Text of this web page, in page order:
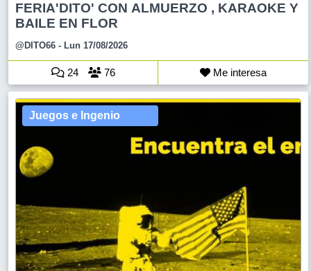
FERIA'DITO' CON ALMUERZO , KARAOKE Y
BAILE EN FLOR
@DITO66 - Lun 17/08/2026
24 76 Me interesa
Juegos e Ingenio